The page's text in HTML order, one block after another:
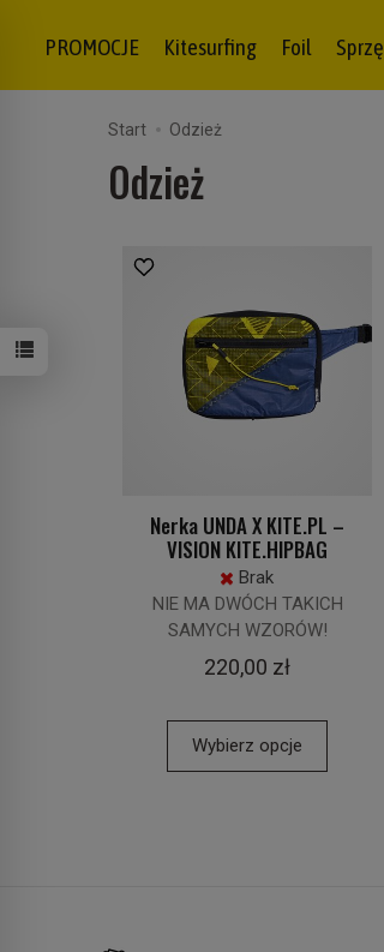
PROMOCJE Kitesurfing Foil
Start Odzież
Odzież
Nerka UNDA X KITE.PL –
VISION KITE.HIPBAG
Brak
NIE MA DWÓCH TAKICH
SAMYCH WZORÓW!
220,00 zł
Wybierz opcje